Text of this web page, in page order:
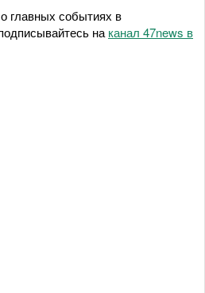
главных событиях в
на канал 47news в